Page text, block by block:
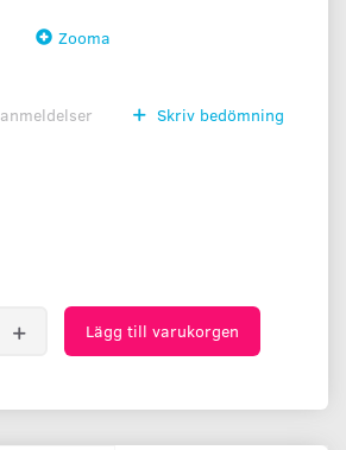
Zooma
anmeldelser Skriv bedömning
Lägg till varukorgen